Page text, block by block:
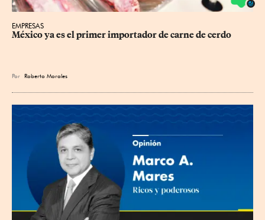
EMPRESAS
México ya es el primer importador de carne de cerdo
Por Roberto Morales